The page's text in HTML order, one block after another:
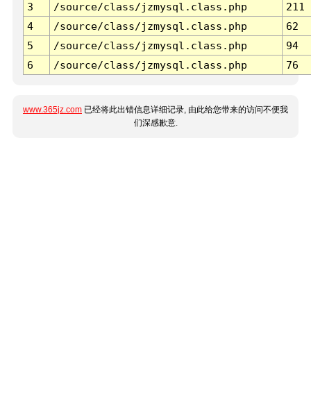
3 /source/class/jzmysql.class.php
211
4
/source/class/jzmysql.class.php
62
5
/source/class/jzmysql.class.php
94
6
/source/class/jzmysql.class.php 76
www.365jz.com 已经将此出错信息详细记录, 由此给您带来的访问不便我
们深感歉意.